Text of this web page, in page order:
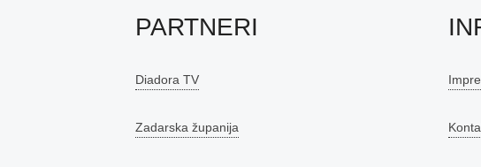
PARTNERI
Diadora TV
Zadarska županija